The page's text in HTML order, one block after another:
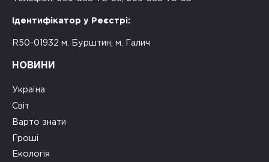
Ідентифікатор у Реєстрі:
R50-01932 м. Бурштин, м. Галич
НОВИНИ
Україна
Світ
Варто знати
Гроші
Екологія